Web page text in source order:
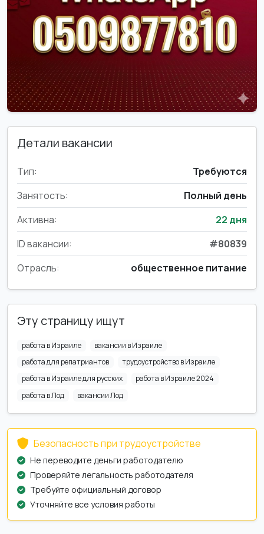
Детали вакансии
Тип:
Требуются
Занятость:
Полный день
Активна:
22 дня
ID вакансии:
#80839
Отрасль:
общественное питание
Эту страницу ищут
работа в Израиле
вакансии в Израиле
работа для репатриантов
трудоустройство в Израиле
работа в Израиле для русских
работа в Израиле 2024
работа в Лод
вакансии Лод
Безопасность при трудоустройстве
Не переводите деньги работодателю
Проверяйте легальность работодателя
Требуйте официальный договор
Уточняйте все условия работы